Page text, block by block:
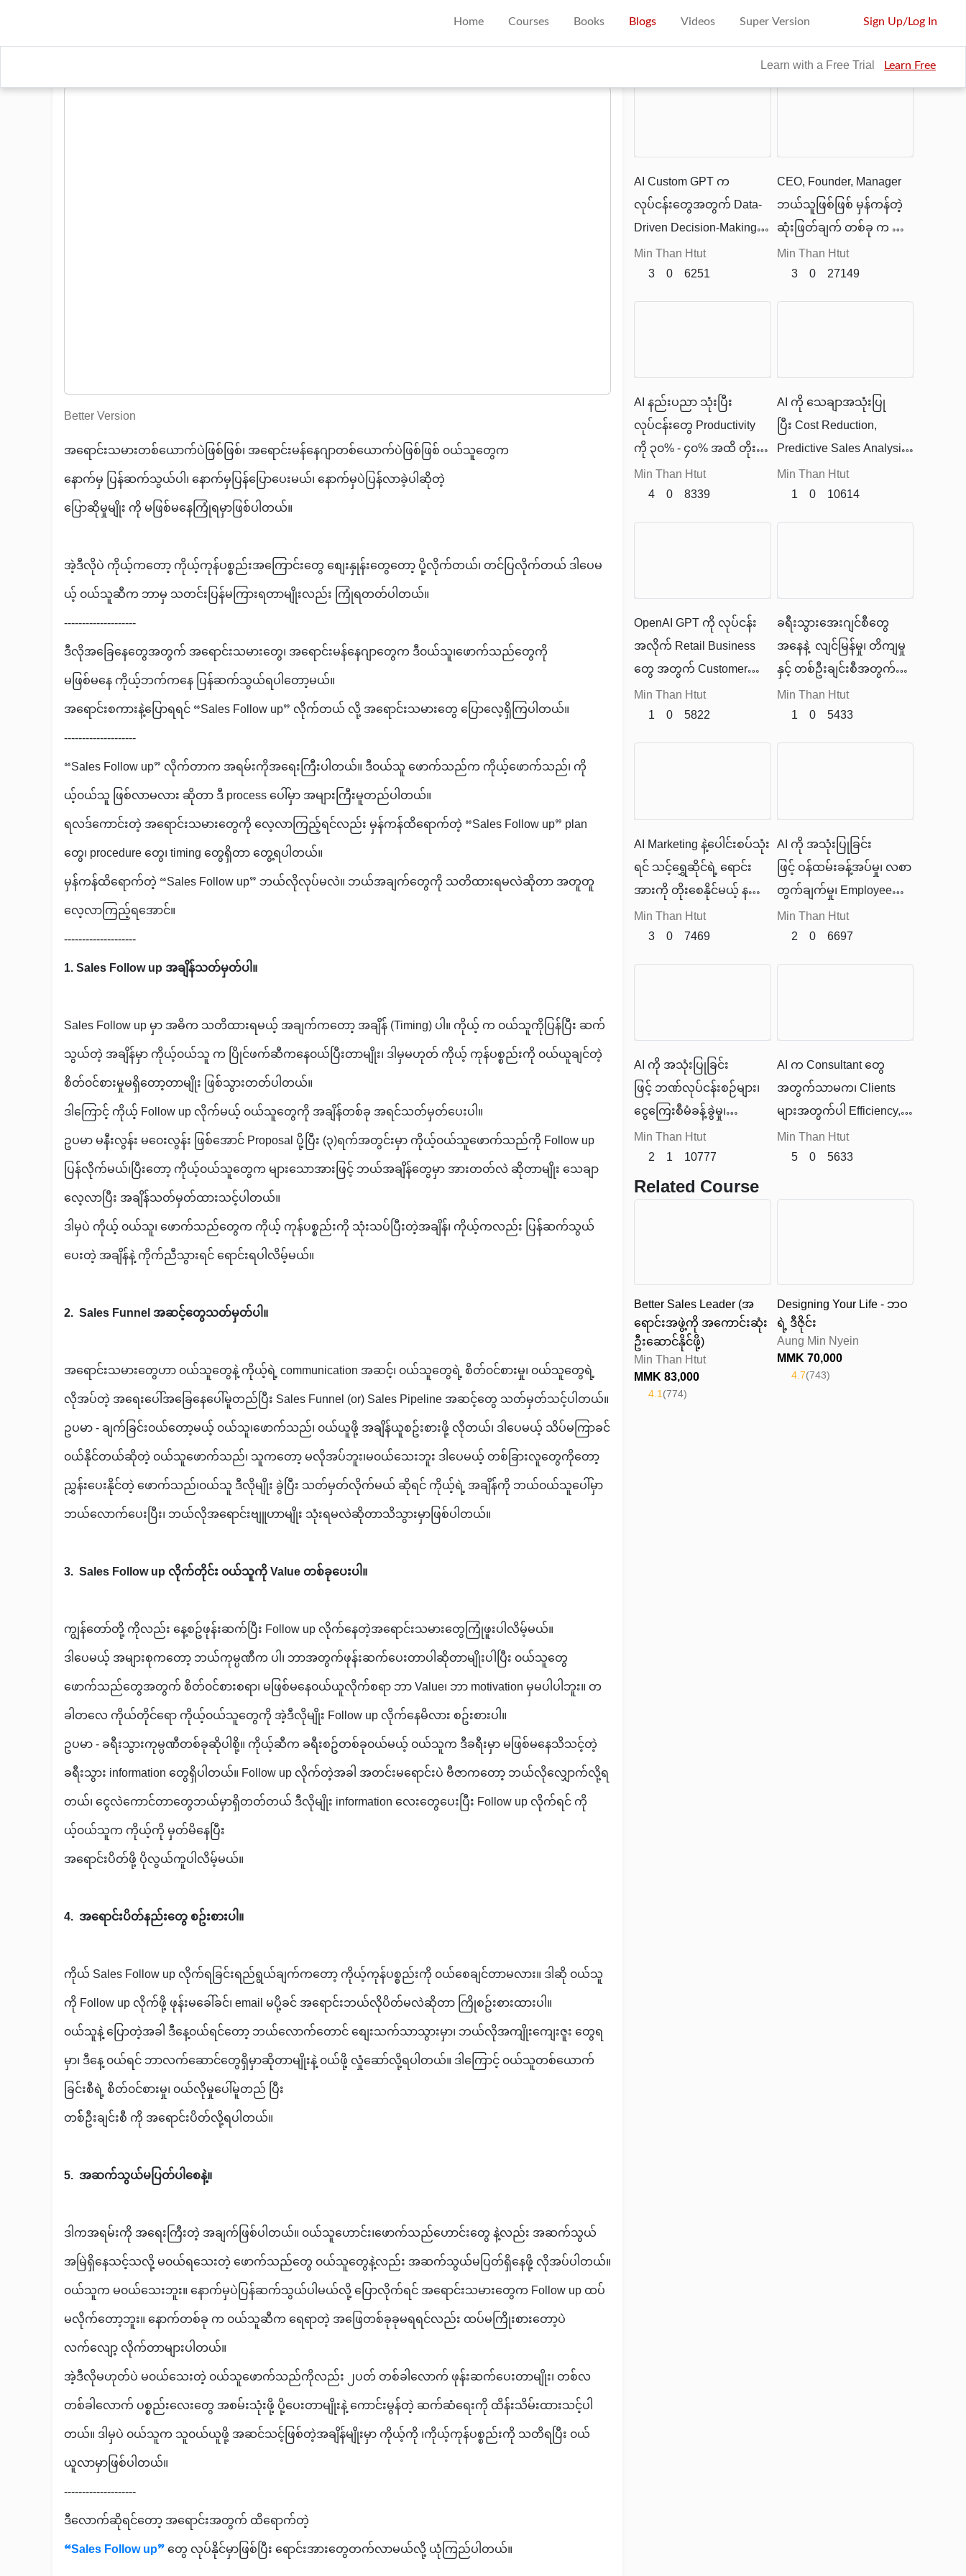
Home Courses Books Blogs Videos Super Version Sign Up/Log In
Learn with a Free Trial Learn Free
Better Version
အရောင်းသမားတစ်ယောက်ပဲဖြစ်ဖြစ်၊ အရောင်းမန်နေဂျာတစ်ယောက်ပဲဖြစ်ဖြစ် ၀ယ်သူတွေက
နောက်မှ ပြန်ဆက်သွယ်ပါ၊ နောက်မှပြန်ပြောပေးမယ်၊ နောက်မှပဲပြန်လာခဲ့ပါဆိုတဲ့
ပြောဆိုမှုမျိုး ကို မဖြစ်မနေကြုံရမှာဖြစ်ပါတယ်။
အဲ့ဒီလိုပဲ ကိုယ့်ကတော့ ကိုယ့်ကုန်ပစ္စည်းအကြောင်းတွေ စျေးနှုန်းတွေတော့ ပို့လိုက်တယ်၊ တင်ပြလိုက်တယ် ဒါပေမ
ယ့် ၀ယ်သူဆီက ဘာမှ သတင်းပြန်မကြားရတာမျိုးလည်း ကြုံရတတ်ပါတယ်။
--------------------
ဒီလိုအခြေနေတွေအတွက် အရောင်းသမားတွေ၊ အရောင်းမန်နေဂျာတွေက ဒီ၀ယ်သူ၊ဖောက်သည်တွေကို
မဖြစ်မနေ ကိုယ့်ဘက်ကနေ ပြန်ဆက်သွယ်ရပါတော့မယ်။
အရောင်းစကားနဲ့ပြောရရင် “Sales Follow up” လိုက်တယ် လို့ အရောင်းသမားတွေ ပြောလေ့ရှိကြပါတယ်။
--------------------
“Sales Follow up” လိုက်တာက အရမ်းကိုအရေးကြီးပါတယ်။ ဒီ၀ယ်သူ ဖောက်သည်က ကိုယ့်ဖောက်သည်၊ ကို
ယ့်၀ယ်သူ ဖြစ်လာမလား ဆိုတာ ဒီ process ပေါ်မှာ အများကြီးမူတည်ပါတယ်။
ရလဒ်ကောင်းတဲ့ အရောင်းသမားတွေကို လေ့လာကြည့်ရင်လည်း မှန်ကန်ထိရောက်တဲ့ “Sales Follow up” plan
တွေ၊ procedure တွေ၊ timing တွေရှိတာ တွေ့ရပါတယ်။
မှန်ကန်ထိရောက်တဲ့ “Sales Follow up” ဘယ်လိုလုပ်မလဲ။ ဘယ်အချက်တွေကို သတိထားရမလဲဆိုတာ အတူတူ
လေ့လာကြည့်ရအောင်။
--------------------
1. Sales Follow up အချိန်သတ်မှတ်ပါ။
Sales Follow up မှာ အဓိက သတိထားရမယ့် အချက်ကတော့ အချိန် (Timing) ပါ။ ကိုယ့် က ၀ယ်သူကိုပြန်ပြီး ဆက်
သွယ်တဲ့ အချိန်မှာ ကိုယ့်၀ယ်သူ က ပြိုင်ဖက်ဆီကနေ၀ယ်ပြီးတာမျိုး၊ ဒါမှမဟုတ် ကိုယ့် ကုန်ပစ္စည်းကို ၀ယ်ယူချင်တဲ့
စိတ်၀င်စားမှုမရှိတော့တာမျိုး ဖြစ်သွားတတ်ပါတယ်။
ဒါကြောင့် ကိုယ့် Follow up လိုက်မယ့် ၀ယ်သူတွေကို အချိန်တစ်ခု အရင်သတ်မှတ်ပေးပါ။
ဥပမာ မနီးလွန်း မ၀ေးလွန်း ဖြစ်အောင် Proposal ပို့ပြီး (၃)ရက်အတွင်းမှာ ကိုယ့်၀ယ်သူဖောက်သည်ကို Follow up
ပြန်လိုက်မယ်၊ပြီးတော့ ကိုယ့်၀ယ်သူတွေက များသောအားဖြင့် ဘယ်အချိန်တွေမှာ အားတတ်လဲ ဆိုတာမျိုး သေချာ
လေ့လာပြီး အချိန်သတ်မှတ်ထားသင့်ပါတယ်။
ဒါမှပဲ ကိုယ့် ၀ယ်သူ၊ ဖောက်သည်တွေက ကိုယ့် ကုန်ပစ္စည်းကို သုံးသပ်ပြီးတဲ့အချိန်၊ ကိုယ့်ကလည်း ပြန်ဆက်သွယ်
ပေးတဲ့ အချိန်နဲ့ ကိုက်ညီသွားရင် ရောင်းရပါလိမ့်မယ်။
2. Sales Funnel အဆင့်တွေသတ်မှတ်ပါ။
အရောင်းသမားတွေဟာ ၀ယ်သူတွေနဲ့ ကိုယ့်ရဲ့ communication အဆင့်၊ ၀ယ်သူတွေရဲ့ စိတ်၀င်စားမှု၊ ၀ယ်သူတွေရဲ့
လိုအပ်တဲ့ အရေးပေါ်အခြေနေပေါ်မူတည်ပြီး Sales Funnel (or) Sales Pipeline အဆင့်တွေ သတ်မှတ်သင့်ပါတယ်။
ဥပမာ - ချက်ခြင်း၀ယ်တော့မယ့် ၀ယ်သူ၊ဖောက်သည်၊ ၀ယ်ယူဖို့ အချိန်ယူစဥ်းစားဖို့ လိုတယ်၊ ဒါပေမယ့် သိပ်မကြာခင်
၀ယ်နိုင်တယ်ဆိုတဲ့ ၀ယ်သူဖောက်သည်၊ သူကတော့ မလိုအပ်ဘူး၊မ၀ယ်သေးဘူး ဒါပေမယ့် တစ်ခြားလူတွေကိုတော့
ညွှန်းပေးနိုင်တဲ့ ဖောက်သည်၊၀ယ်သူ ဒီလိုမျိုး ခွဲပြီး သတ်မှတ်လိုက်မယ် ဆိုရင် ကိုယ့်ရဲ့ အချိန်ကို ဘယ်၀ယ်သူပေါ်မှာ
ဘယ်လောက်ပေးပြီး၊ ဘယ်လိုအရောင်းဗျူဟာမျိုး သုံးရမလဲဆိုတာသိသွားမှာဖြစ်ပါတယ်။
3. Sales Follow up လိုက်တိုင်း ၀ယ်သူကို Value တစ်ခုပေးပါ။
ကျွန်တော်တို့ ကိုလည်း နေ့စဥ်ဖုန်းဆက်ပြီး Follow up လိုက်နေတဲ့အရောင်းသမားတွေကြုံဖူးပါလိမ့်မယ်။
ဒါပေမယ့် အများစုကတော့ ဘယ်ကုမ္ပဏီက ပါ၊ ဘာအတွက်ဖုန်းဆက်ပေးတာပါဆိုတာမျိုးပါပြီး ၀ယ်သူတွေ
ဖောက်သည်တွေအတွက် စိတ်၀င်စားစရာ၊ မဖြစ်မနေ၀ယ်ယူလိုက်စရာ ဘာ Value၊ ဘာ motivation မှမပါပါဘူး။ တ
ခါတလေ ကိုယ်တိုင်ရော ကိုယ့်၀ယ်သူတွေကို အဲ့ဒီလိုမျိုး Follow up လိုက်နေမိလား စဥ်းစားပါ။
ဥပမာ - ခရီးသွားကုမ္ပဏီတစ်ခုဆိုပါစို့။ ကိုယ့်ဆီက ခရီးစဥ်တစ်ခု၀ယ်မယ့် ၀ယ်သူက ဒီခရီးမှာ မဖြစ်မနေသိသင့်တဲ့
ခရီးသွား information တွေရှိပါတယ်။ Follow up လိုက်တဲ့အခါ အတင်းမရောင်းပဲ ဗီဇာကတော့ ဘယ်လိုလျှောက်လို့ရ
တယ်၊ ငွေလဲကောင်တာတွေဘယ်မှာရှိတတ်တယ် ဒီလိုမျိုး information လေးတွေပေးပြီး Follow up လိုက်ရင် ကို
ယ့်၀ယ်သူက ကိုယ့်ကို မှတ်မိနေပြီး
အရောင်းပိတ်ဖို့ ပိုလွယ်ကူပါလိမ့်မယ်။
4. ​ အရောင်းပိတ်နည်းတွေ စဥ်းစားပါ။
ကိုယ် Sales Follow up လိုက်ရခြင်းရည်ရွယ်ချက်ကတော့ ကိုယ့်ကုန်ပစ္စည်းကို ၀ယ်စေချင်တာမလား။ ဒါဆို ၀ယ်သူ
ကို Follow up လိုက်ဖို့ ဖုန်းမခေါ်ခင်၊ email မပို့ခင် အရောင်းဘယ်လိုပိတ်မလဲဆိုတာ ကြိုစဥ်းစားထားပါ။
၀ယ်သူနဲ့ ပြောတဲ့အခါ ဒီနေ့၀ယ်ရင်တော့ ဘယ်လောက်တောင် စျေးသက်သာသွားမှာ၊ ဘယ်လိုအကျိုးကျေးဇူး တွေရ
မှာ၊ ဒီနေ့ ၀ယ်ရင် ဘာလက်ဆောင်တွေရှိမှာဆိုတာမျိုးနဲ့ ၀ယ်ဖို့ လှုံဆော်လို့ရပါတယ်။ ဒါကြောင့် ၀ယ်သူတစ်ယောက်
ခြင်းစီရဲ့ စိတ်၀င်စားမှု၊ ၀ယ်လိုမှုပေါ်မူတည် ပြီး
တစ််ဦးချင်းစီ ကို အရောင်းပိတ်လို့ရပါတယ်။
5. အဆက်သွယ်မပြတ်ပါစေနဲ့။
ဒါကအရမ်းကို အရေးကြီးတဲ့ အချက်ဖြစ်ပါတယ်။ ၀ယ်သူဟောင်း၊ဖောက်သည်ဟောင်းတွေ နဲ့လည်း အဆက်သွယ်
အမြဲရှိနေသင့်သလို့ မ၀ယ်ရသေးတဲ့ ဖောက်သည်တွေ ၀ယ်သူတွေနဲ့လည်း အဆက်သွယ်မပြတ်ရှိနေဖို့ လိုအပ်ပါတယ်။
၀​ယ်သူက မ၀ယ်သေးဘူး။ နောက်မှပဲပြန်ဆက်သွယ်ပါမယ်လို့ ပြောလိုက်ရင် အရောင်းသမားတွေက Follow up ထပ်
မလိုက်တော့ဘူး။ နောက်တစ်ခု က ၀ယ်သူဆီက ရေရာတဲ့ အဖြေတစ်ခုခုမရရင်လည်း ထပ်မကြိုးစားတော့ပဲ
လက်လျော့ လိုက်တာများပါတယ်။
အဲ့ဒီလိုမဟုတ်ပဲ မ၀ယ်သေးတဲ့ ၀ယ်သူဖောက်သည်ကိုလည်း ၂ပတ် တစ်ခါလောက် ဖုန်းဆက်ပေးတာမျိုး၊ တစ်လ
တစ်ခါလောက် ပစ္စည်းလေးတွေ အစမ်းသုံးဖို့ ပို့ပေးတာမျိုးနဲ့ ကောင်းမွန်တဲ့ ဆက်ဆံရေးကို ထိန်းသိမ်းထားသင့်ပါ
တယ်။ ဒါမှပဲ ၀ယ်သူက သူ၀ယ်ယူဖို့ အဆင်သင့်ဖြစ်တဲ့အချိန်မျိုးမှာ ကိုယ့်ကို ၊ကိုယ့်ကုန်ပစ္စည်းကို သတိရပြီး ၀ယ်
ယူလာမှာဖြစ်ပါတယ်။
--------------------
ဒီလောက်ဆိုရင်တော့ အရောင်းအတွက် ထိရောက်တဲ့
“Sales Follow up”တွေ လုပ်နိုင်မှာဖြစ်ပြီး ရောင်းအားတွေတက်လာမယ်လို့ ယုံကြည်ပါတယ်။
AI Custom GPT က
လုပ်ငန်းတွေအတွက် Data-
Driven Decision-Making,
Automation, Market
Insights, Lead Generation
စတာတွေကို အလျင်အမြန်
Min Than Htut
3 0 6251
CEO, Founder, Manager
ဘယ်သူဖြစ်ဖြစ် မှန်ကန်တဲ့
ဆုံးဖြတ်ချက် တစ်ခု က သင့်
လုပ်ငန်းကို အောင်မြင်စေနိုင်
သလို၊ မှားယွင်းတဲ့
ဆုံးဖြတ်ချက် တစ်ခုက
Min Than Htut
3 0 27149
AI နည်းပညာ သုံးပြီး
လုပ်ငန်းတွေ Productivity
ကို ၃၀% - ၄၀% အထိ တိုး
မြှင့်နိုင်ကြောင်း PwC
သုတေသနတွေက ပြထားပါ
တယ်။
Min Than Htut
4 0 8339
AI ကို သေချာအသုံးပြု
ပြီး Cost Reduction,
Predictive Sales Analysis,
Customer Engagement
တိုးမြှင့်နိုင်ပါတယ်။
Min Than Htut
1 0 10614
OpenAI GPT ကို လုပ်ငန်း
အလိုက် Retail Business
တွေ အတွက် Customer
Service, Sales
Recommendations,
Inventory Management,
Min Than Htut
1 0 5822
ခရီးသွားအေးဂျင်စီတွေ
အနေနဲ့ လျင်မြန်မှု၊ တိကျမှု
နှင့် တစ်ဦးချင်းစီအတွက်
သင့်တော်မှုရှိတဲ့ဝန်ဆောင်မှု
များ ပေးနိုင်ဖို့လိုလာပါ
တယ်။ Custom GPT က
Min Than Htut
1 0 5433
AI Marketing နဲ့ပေါင်းစပ်သုံး
ရင် သင့်ရွှေဆိုင်ရဲ့ ရောင်း
အားကို တိုးစေနိုင်မယ့် နည်း
လမ်း တွေထဲက တစ်ခုဖြစ်
တယ်။
Min Than Htut
3 0 7469
AI ကို အသုံးပြုခြင်း
ဖြင့် ဝန်ထမ်းခန့်အပ်မှု၊ လစာ
တွက်ချက်မှု၊ Employee
Engagement တိုးမြှင့်ခြင်း၊
သင်တန်းစီစဉ်ခြင်း စတဲ့
အလုပ်တွေကို ပိုမို လျှင်မြန်
Min Than Htut
2 0 6697
AI ကို အသုံးပြုခြင်း
ဖြင့် ဘဏ်လုပ်ငန်းစဉ်များ၊
ငွေကြေးစီမံခန့်ခွဲမှု၊
အရှုံးအမြတ်ခန့်မှန်းမှု၊
စုဆောင်းမှုနှင့်
ရင်းနှီးမြှုပ်နှံမှုများ ကို ပိုမို
တိကျမြန်ဆန်စေတယ်။
Min Than Htut
2 1 10777
AI က Consultant တွေ
အတွက်သာမက၊ Clients
များအတွက်ပါ Efficiency,
Automation, Decision-
Making တိုးတက်စေမယ့်
တယ်။
Min Than Htut
5 0 5633
Related Course
Better Sales Leader (အ
ရောင်းအဖွဲ့ကို အကောင်းဆုံး
ဦးဆောင်နိုင်ဖို့)
Min Than Htut
MMK83,000
4.1(774)
Designing Your Life - ဘဝ
ရဲ့ ဒီဇိုင်း
Aung Min Nyein
MMK70,000
4.7(743)